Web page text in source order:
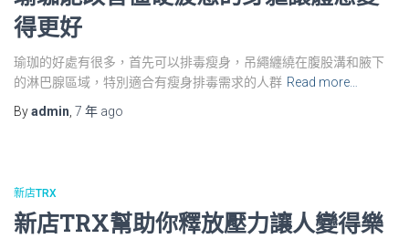
得更好
瑜珈的好處有很多，首先可以排毒瘦身，吊繩纏繞在腹股溝和腋下
的淋巴腺區域，特別適合有瘦身排毒需求的人群 Read more…
Byadmin 7 年 ago
新店TRX
新店TRX幫助你釋放壓力讓人變得樂